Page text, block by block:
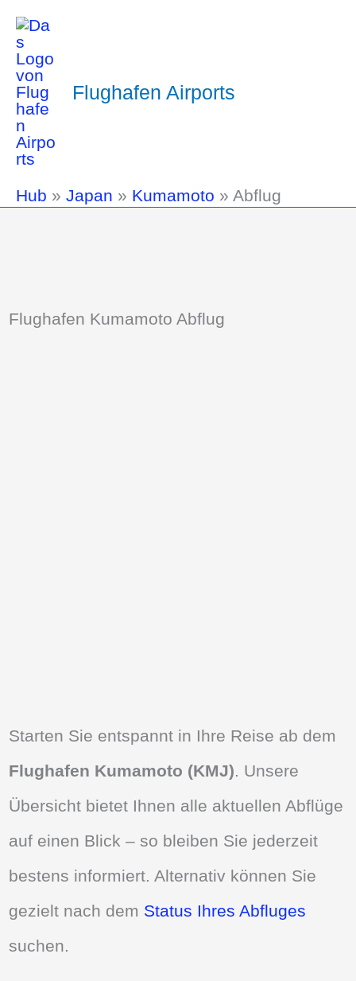
Flughafen Airports
Hub » Japan » Kumamoto » Abflug
Flughafen Kumamoto Abflug
Starten Sie entspannt in Ihre Reise ab dem
Flughafen Kumamoto (KMJ) . Unsere
Übersicht bietet Ihnen alle aktuellen Abflüge
auf einen Blick – so bleiben Sie jederzeit
bestens informiert. Alternativ können Sie
gezielt nach dem Status Ihres Abfluges
suchen.